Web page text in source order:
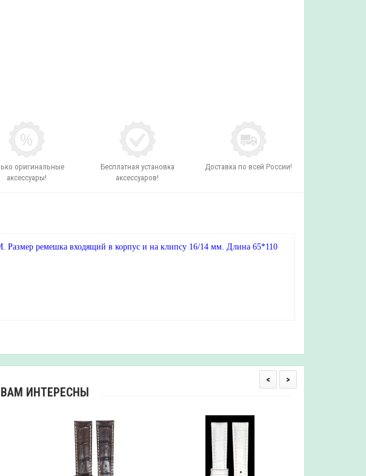
оригинальные
аксессуары!
Бесплатная установка
аксессуаров!
Доставка по всей России!
ремешка входящий в корпус и на клипсу 16/14 мм. Длина 65*110
ИНТЕРЕСНЫ
< >